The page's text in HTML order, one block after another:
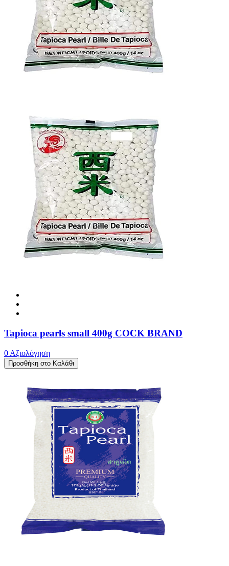
Tapioca pearls small 400g COCK BRAND
0 Αξιολόγηση
Προσθήκη στο Καλάθι